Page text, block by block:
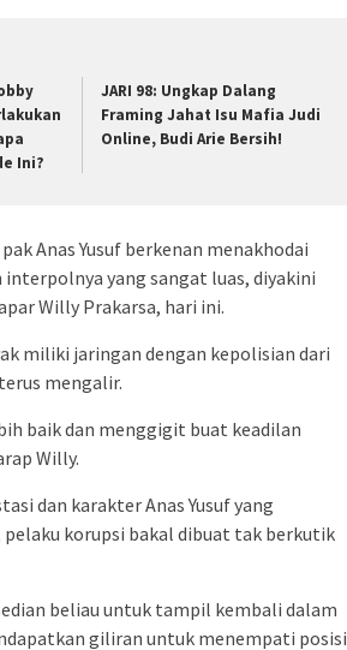
Ini?
JARI 98: Ungkap Dalang
Framing Jahat Isu Mafia Judi
Online, Budi Arie Bersih!
Anas Yusuf berkenan menakhodai
yang sangat luas, diyakini
Willy Prakarsa, hari ini.
miliki jaringan dengan kepolisian dari
mengalir.
baik dan menggigit buat keadilan
Willy.
dan karakter Anas Yusuf yang
korupsi bakal dibuat tak berkutik
beliau untuk tampil kembali dalam
giliran untuk menempati posisi